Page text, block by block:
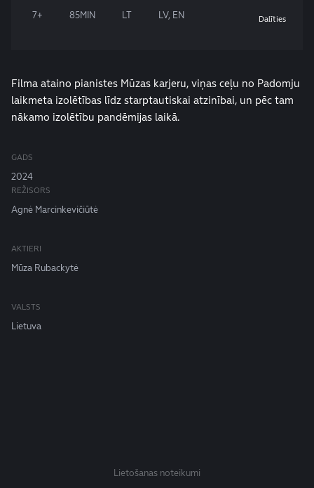
7+ 85MIN LT LV, EN Dalīties
Filma ataino pianistes Mūzas karjeru, viņas ceļu no Padomju
laikmeta izolētības līdz starptautiskai atzinībai, un pēc tam
nākamo izolētību pandēmijas laikā.
GADS
2024
REŽISORS
Agnė Marcinkevičiūtė
AKTIERI
Mūza Rubackytė
VALSTS
Lietuva
Lietošanas noteikumi